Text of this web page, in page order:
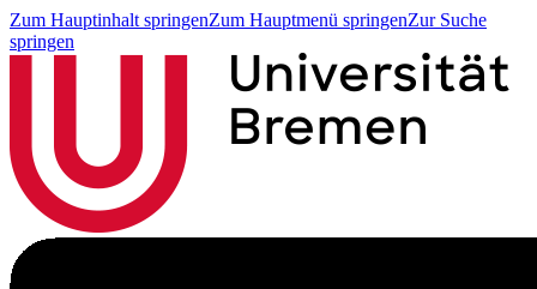
Zum Hauptinhalt springenZum Hauptmenü springenZur Suche
springen